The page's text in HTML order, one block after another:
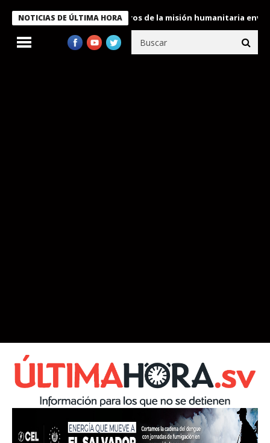
NOTICIAS DE ÚLTIMA HORA
Bukele condecora a miembros de la misión humanitaria enviada